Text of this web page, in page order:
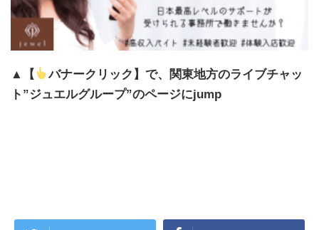
▲【
バナークリック】で、関東地方のライブチャッ
ト”ジュエルグループ”のページにjump